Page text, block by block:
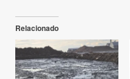
Relacionado